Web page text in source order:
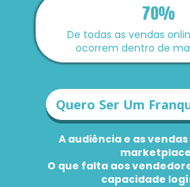
70%
De todas as vendas
ocorrem dentro de
A audiência e as
O que falta aos
capacidade
Quero Ser Um